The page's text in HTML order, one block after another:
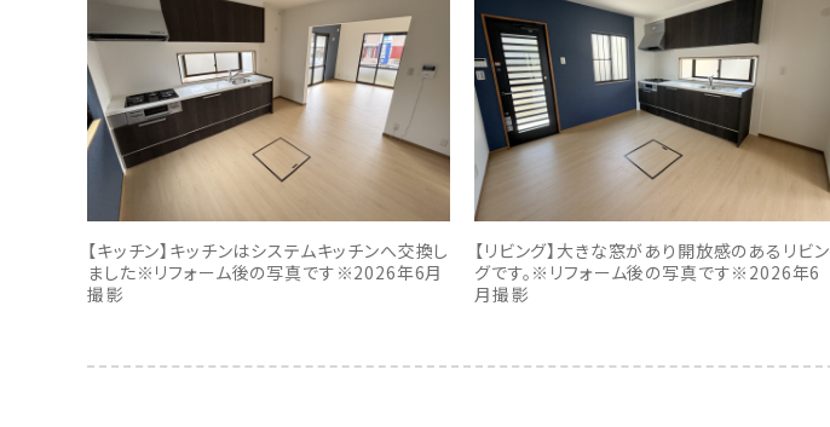
【キッチン】キッチンはシステムキッチンへ交換し
ました※リフォーム後の写真です※2026年6月
撮影
【リビング】大きな窓があり開放感のあるリビン
グです。※リフォーム後の写真です※2026年6
月撮影